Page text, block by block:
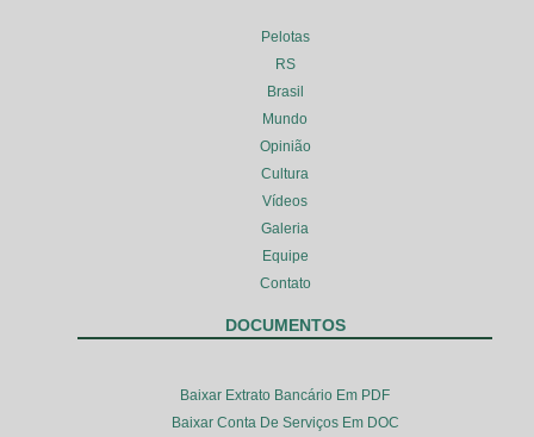
Pelotas
RS
Brasil
Mundo
Opinião
Cultura
Vídeos
Galeria
Equipe
Contato
DOCUMENTOS
Baixar Extrato Bancário Em PDF
Baixar Conta De Serviços Em DOC